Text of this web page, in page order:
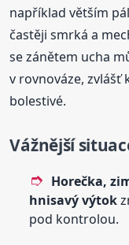
například větším
častěji smrká a
se zánětem ucha
v rovnováze, zvlášť
bolestivé.
Vážnější
Horečka,
hnisavý výtok
pod kontrolou.